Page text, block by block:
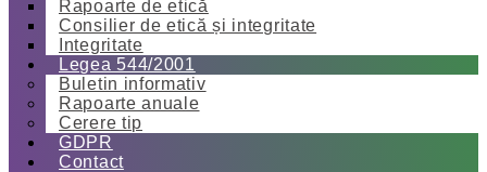
Rapoarte de etică
Consilier de etică și integritate
Integritate
Legea 544/2001
Buletin informativ
Rapoarte anuale
Cerere tip
GDPR
Contact